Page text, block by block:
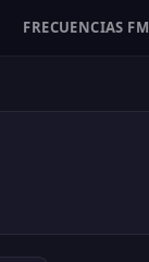
FRECUENCIAS FM